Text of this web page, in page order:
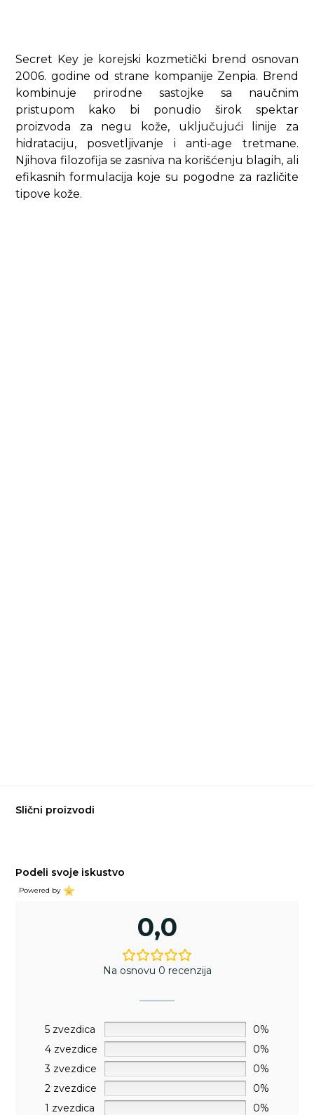
Secret Key je korejski kozmetički brend osnovan
2006. godine od strane kompanije Zenpia. Brend
kombinuje prirodne sastojke sa naučnim
pristupom kako bi ponudio širok spektar
proizvoda za negu kože, uključujući linije za
hidrataciju, posvetljivanje i anti-age tretmane.
Njihova filozofija se zasniva na korišćenju blagih, ali
efikasnih formulacija koje su pogodne za različite
tipove kože.
Slični proizvodi
Podeli svoje iskustvo
Powered by
0,0
Na osnovu 0 recenzija
5 zvezdica
0%
4 zvezdice
0%
3 zvezdice
0%
2 zvezdice
0%
1 zvezdica
0%